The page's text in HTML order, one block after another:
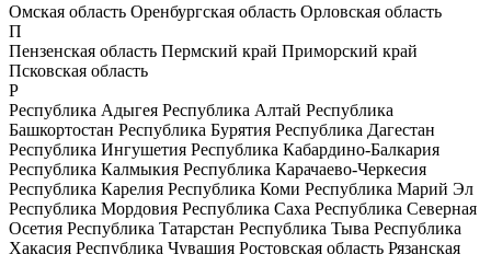
Омская область Оренбургская область Орловская область
П
Пензенская область Пермский край Приморский край
Псковская область
Р
Республика Адыгея Республика Алтай Республика
Башкортостан Республика Бурятия Республика Дагестан
Республика Ингушетия Республика Кабардино-Балкария
Республика Калмыкия Республика Карачаево-Черкесия
Республика Карелия Республика Коми Республика Марий Эл
Республика Мордовия Республика Саха Республика Северная
Осетия Республика Татарстан Республика Тыва Республика
Хакасия Республика Чувашия Ростовская область Рязанская